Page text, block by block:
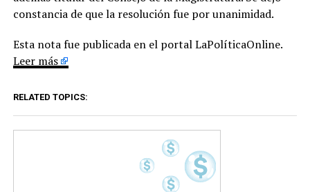
constancia de que la resolución fue por unanimidad.
Esta nota fue publicada en el portal LaPolíticaOnline.
Leer más
RELATED TOPICS: